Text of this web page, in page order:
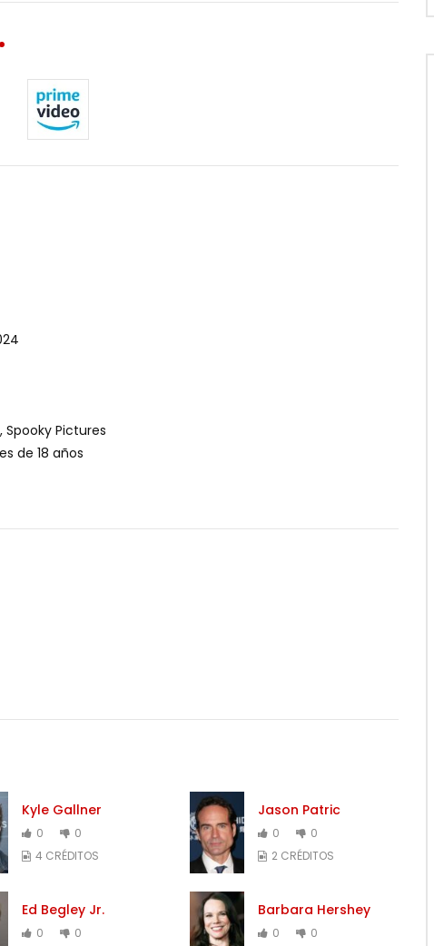
Spooky Pictures
de 18 años
Kyle Gallner
0
0
4 CRÉDITOS
Jason Patric
0
0
2 CRÉDITOS
Ed Begley Jr.
0
0
Barbara Hershey
0
0